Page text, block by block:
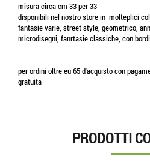
misura circa cm 33 per 33
disponibili nel nostro store in molteplici
fantasie varie, street style, geometrico,
microdisegni, fanrtasie classiche, con
per ordini oltre eu 65 d'acquisto con
gratuita
PRODOTTI